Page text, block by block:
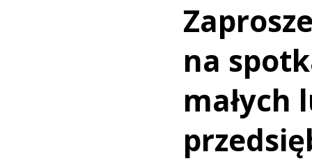
na
małych